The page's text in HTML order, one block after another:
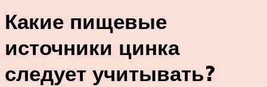
Какие пищевые
источники цинка
следует учитывать?